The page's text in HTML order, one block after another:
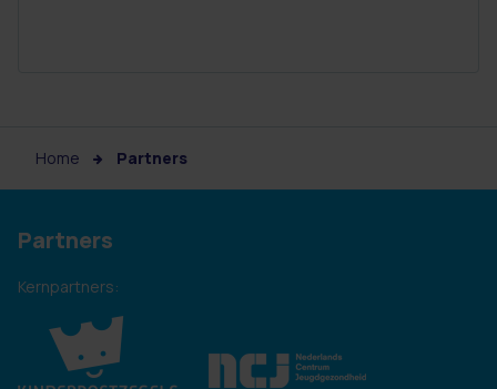
Home Partners
Partners
Kernpartners: